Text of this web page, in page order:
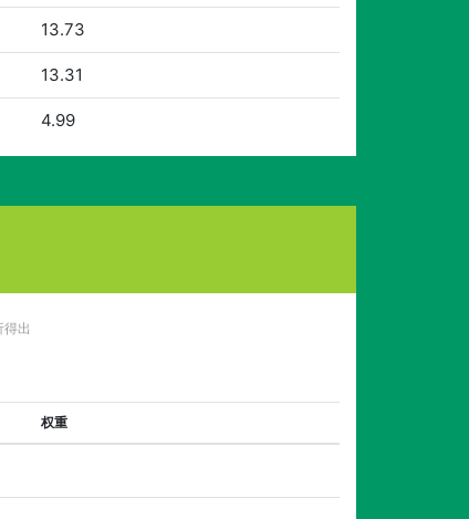
13.73
13.31
4.99
出
权重